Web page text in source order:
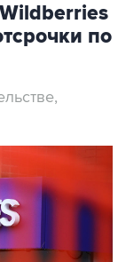
по